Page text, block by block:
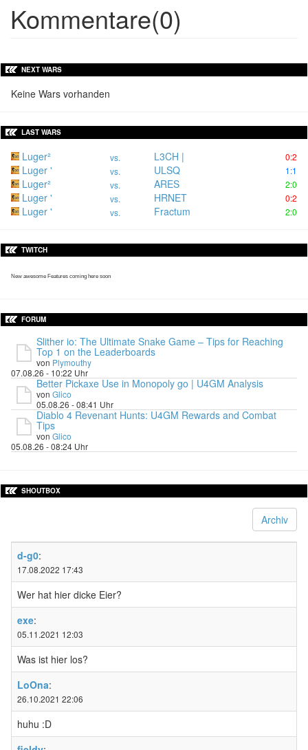
Kommentare(0)
NEXT WARS
Keine Wars vorhanden
LAST WARS
Luger² vs. L3CH | 0:2
Luger ' vs. ULSQ 1:1
Luger² vs. ARES 2:0
Luger ' vs. HRNET 0:2
Luger ' vs. Fractum 2:0
TWITCH
New awesome Features coming here soon
FORUM
Slither io: The Ultimate Snake Game – Tips for Reaching
Top 1 on the Leaderboards
von Plymouthy
07.08.26 - 10:22 Uhr
Better Pickaxe Use in Monopoly go | U4GM Analysis
von Glico
05.08.26 - 08:41 Uhr
Diablo 4 Revenant Hunts: U4GM Rewards and Combat
Tips
von Glico
05.08.26 - 08:24 Uhr
SHOUTBOX
Archiv
d-g0:
17.08.2022 17:43
Wer hat hier dicke Eier?
exe:
05.11.2021 12:03
Was ist hier los?
LoOna:
26.10.2021 22:06
huhu :D